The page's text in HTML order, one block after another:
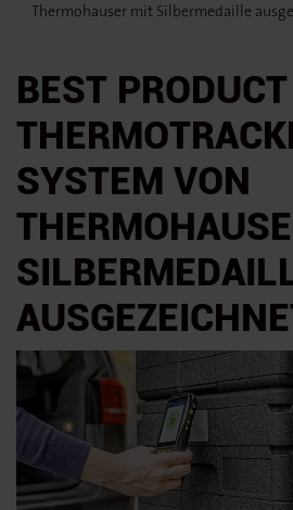
Thermohauser mit Silbermedaille
BEST
SYSTEM VON